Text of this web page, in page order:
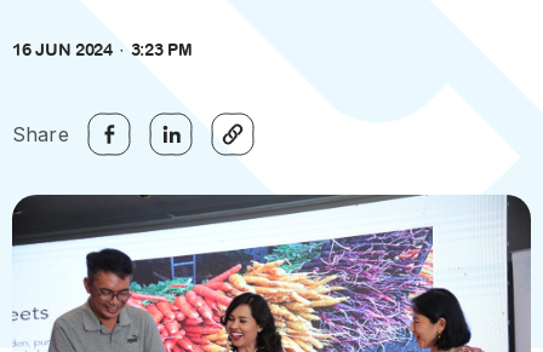
16 JUN 2024 3:23 PM
Share